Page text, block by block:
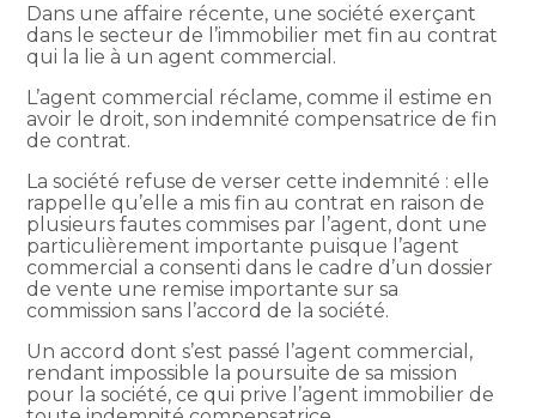
Dans une affaire récente, une société exerçant
dans le secteur de l’immobilier met fin au contrat
qui la lie à un agent commercial.
L’agent commercial réclame, comme il estime en
avoir le droit, son indemnité compensatrice de fin
de contrat.
La société refuse de verser cette indemnité : elle
rappelle qu’elle a mis fin au contrat en raison de
plusieurs fautes commises par l’agent, dont une
particulièrement importante puisque l’agent
commercial a consenti dans le cadre d’un dossier
de vente une remise importante sur sa
commission sans l’accord de la société.
Un accord dont s’est passé l’agent commercial,
rendant impossible la poursuite de sa mission
pour la société, ce qui prive l’agent immobilier de